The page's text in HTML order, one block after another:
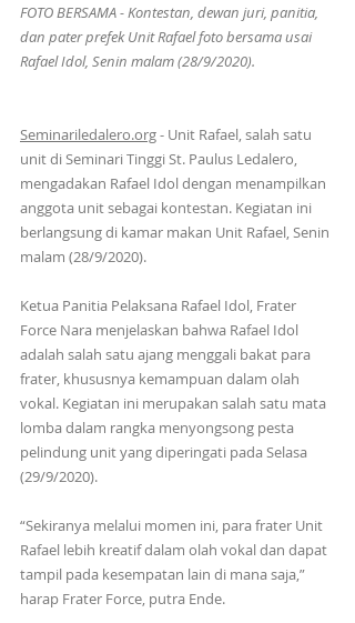
FOTO BERSAMA - Kontestan, dewan juri, panitia,
dan pater prefek Unit Rafael foto bersama usai
Rafael Idol, Senin malam (28/9/2020).
Seminariledalero.org - Unit Rafael, salah satu
unit di Seminari Tinggi St. Paulus Ledalero,
mengadakan Rafael Idol dengan menampilkan
anggota unit sebagai kontestan. Kegiatan ini
berlangsung di kamar makan Unit Rafael, Senin
malam (28/9/2020).
Ketua Panitia Pelaksana Rafael Idol, Frater
Force Nara menjelaskan bahwa Rafael Idol
adalah salah satu ajang menggali bakat para
frater, khususnya kemampuan dalam olah
vokal. Kegiatan ini merupakan salah satu mata
lomba dalam rangka menyongsong pesta
pelindung unit yang diperingati pada Selasa
(29/9/2020).
“Sekiranya melalui momen ini, para frater Unit
Rafael lebih kreatif dalam olah vokal dan dapat
tampil pada kesempatan lain di mana saja,”
harap Frater Force, putra Ende.